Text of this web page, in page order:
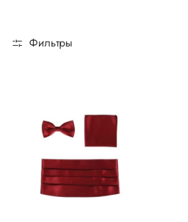
Фильтры